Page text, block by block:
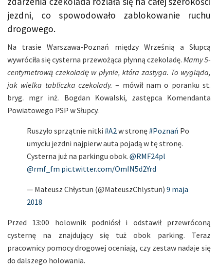
jezdni, co spowodowało zablokowanie ruchu
drogowego.
Na trasie Warszawa-Poznań między Wrześnią a Słupcą
wywróciła się cysterna przewożąca płynną czekoladę. Mamy 5-
centymetrową czekoladę w płynie, która zastyga. To wygląda,
jak wielka tabliczka czekolady.– mówił nam o poranku st.
bryg. mgr inż. Bogdan Kowalski, zastępca Komendanta
Powiatowego PSP w Słupcy.
Ruszyło sprzątnie nitki #A2w stronę#Poznań Po
umyciu jezdni najpierw auta pojadą w tę stronę.
Cysterna już na parkingu obok. @RMF24pl
@rmf_fm pic.twitter.com/OmIN5d2Yrd
— Mateusz Chłystun (@MateuszChlystun) 9 maja
2018
Przed 13:00 holownik podniósł i odstawił przewróconą
cysternę na znajdujący się tuż obok parking. Teraz
pracownicy pomocy drogowej oceniają, czy zestaw nadaje się
do dalszego holowania.